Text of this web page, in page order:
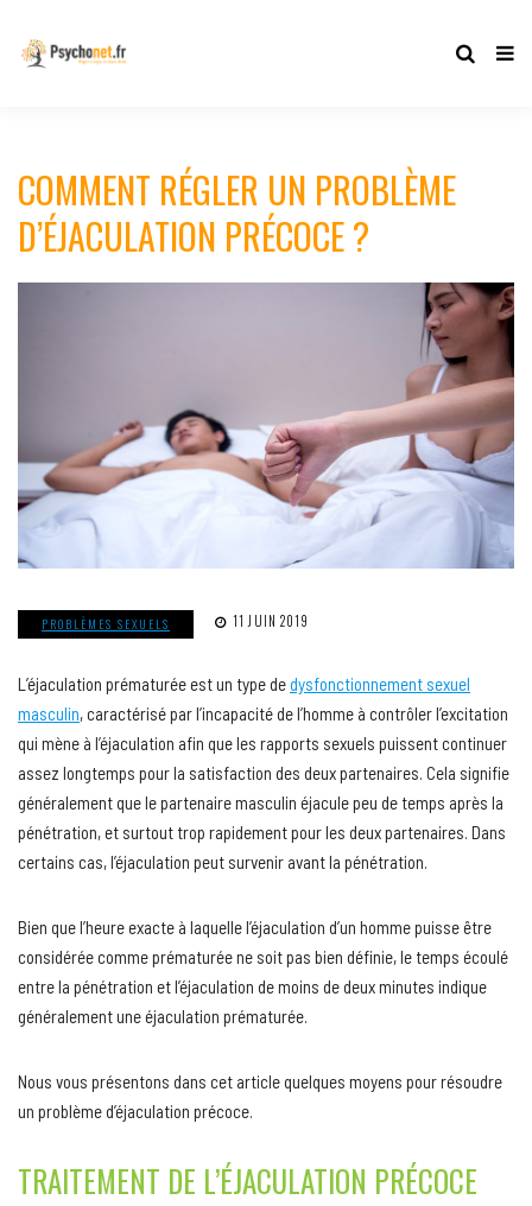
COMMENT RÉGLER UN PROBLÈME
D’ÉJACULATION PRÉCOCE ?
PROBLÈMES SEXUELS 11 JUIN 2019
L’éjaculation prématurée est un type dedysfonctionnement sexuel
masculin, caractérisé par l’incapacité de l’homme à contrôler l’excitation
qui mène à l’éjaculation afin que les rapports sexuels puissent continuer
assez longtemps pour la satisfaction des deux partenaires. Cela signifie
généralement que le partenaire masculin éjacule peu de temps après la
pénétration, et surtout trop rapidement pour les deux partenaires. Dans
certains cas, l’éjaculation peut survenir avant la pénétration.
Bien que l’heure exacte à laquelle l’éjaculation d’un homme puisse être
considérée comme prématurée ne soit pas bien définie, le temps écoulé
entre la pénétration et l’éjaculation de moins de deux minutes indique
généralement une éjaculation prématurée.
Nous vous présentons dans cet article quelques moyens pour résoudre
un problème d’éjaculation précoce.
TRAITEMENT DE L’ÉJACULATION PRÉCOCE